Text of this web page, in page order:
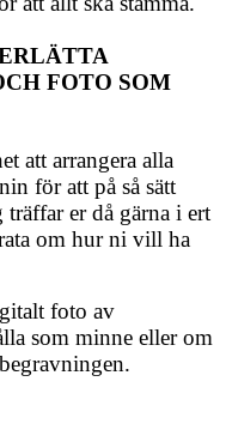
FOTO SOM
att arrangera alla
för att på så sätt
träffar er då gärna i ert
om hur ni vill ha
foto av
som minne eller om